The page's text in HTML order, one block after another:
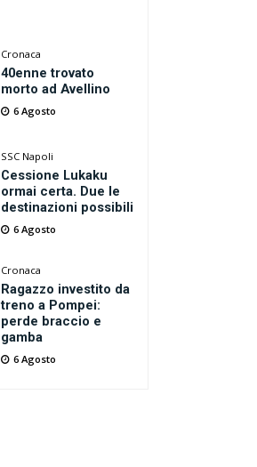
Cronaca
40enne trovato
morto ad Avellino
6 Agosto
SSC Napoli
Cessione Lukaku
ormai certa. Due le
destinazioni possibili
6 Agosto
Cronaca
Ragazzo investito da
treno a Pompei:
perde braccio e
gamba
6 Agosto